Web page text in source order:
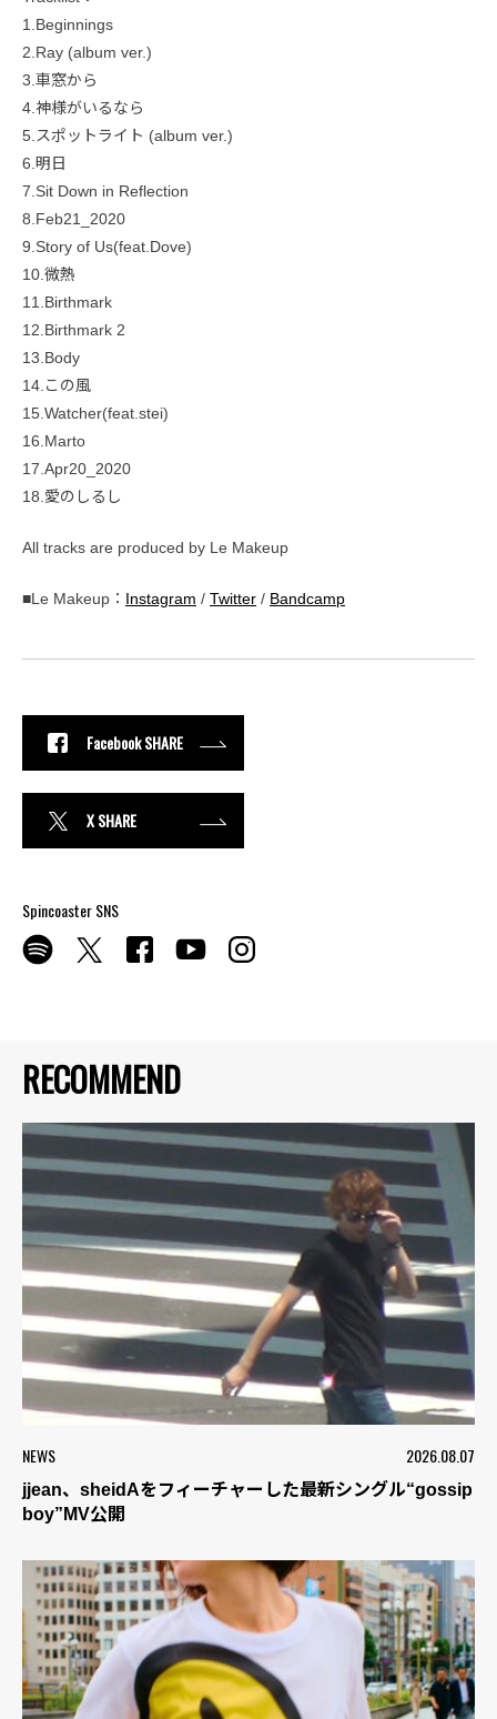
RECOMMEND
NEWS 2026.08.07
jjean、sheidAをフィーチャーした最新シングル“gossip
boy”MV公開
1.Beginnings
2.Ray (album ver.)
3.車窓から
4.神様がいるなら
5.スポットライト (album ver.)
6.明日
7.Sit Down in Reflection
8.Feb21_2020
9.Story of Us(feat.Dove)
10.微熱
11.Birthmark
12.Birthmark 2
13.Body
14.この風
15.Watcher(feat.stei)
16.Marto
17.Apr20_2020
18.愛のしるし
All tracks are produced by Le Makeup
■Le Makeup： Instagram / Twitter / Bandcamp
Facebook SHARE
X SHARE
Spincoaster SNS